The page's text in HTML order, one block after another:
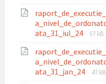
pdf
ata_31_iul_24
File
pdf
File
57 kB
ata_31_jan_24
File
File
47 kB